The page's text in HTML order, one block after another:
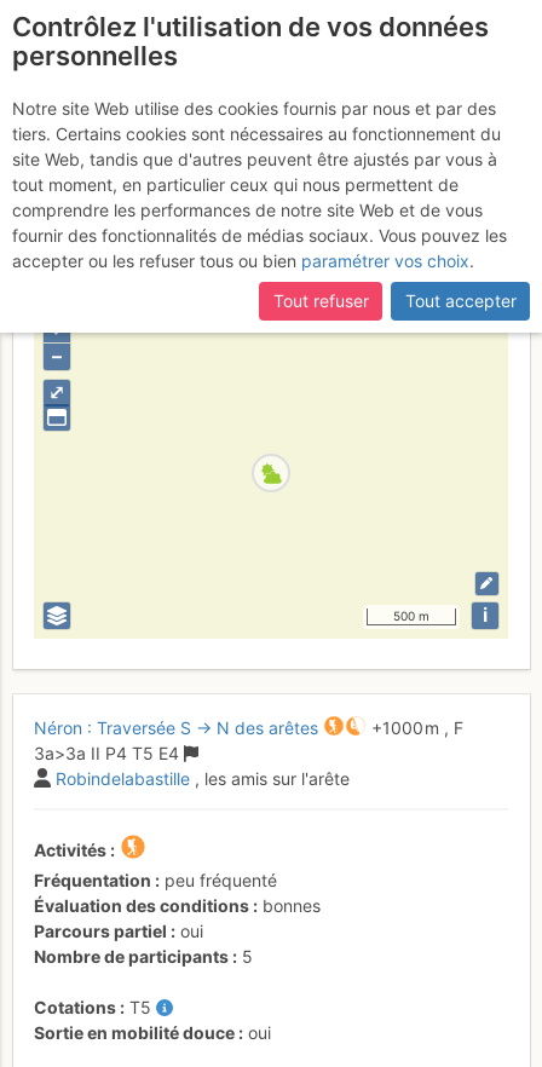
Néron : Direct Sommet
N avec approche à vélo
Dimanche 19 février 2017
Chartreuse
⤢
+
–
500 m i
Néron : Traversée S → N des arêtes +1000 m , F
3a>3a II P4 T5 E4
Robindelabastille , les amis sur l'arête
Activités
Fréquentation
peu fréquenté
Évaluation des conditions
bonnes
Parcours partiel
oui
Nombre de participants
5
Cotations
T5
Sortie en mobilité douce
oui
Contrôlez l'utilisation de vos données
personnelles
Notre site Web utilise des cookies fournis par nous et par des
tiers. Certains cookies sont nécessaires au fonctionnement du
site Web, tandis que d'autres peuvent être ajustés par vous à
tout moment, en particulier ceux qui nous permettent de
comprendre les performances de notre site Web et de vous
fournir des fonctionnalités de médias sociaux. Vous pouvez les
accepter ou les refuser tous ou bien paramétrer vos choix.
Tout refuser
Tout accepter